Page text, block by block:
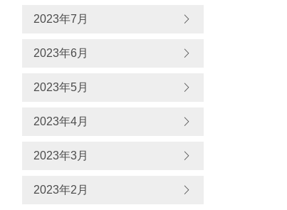
2023年7月
2023年6月
2023年5月
2023年4月
2023年3月
2023年2月